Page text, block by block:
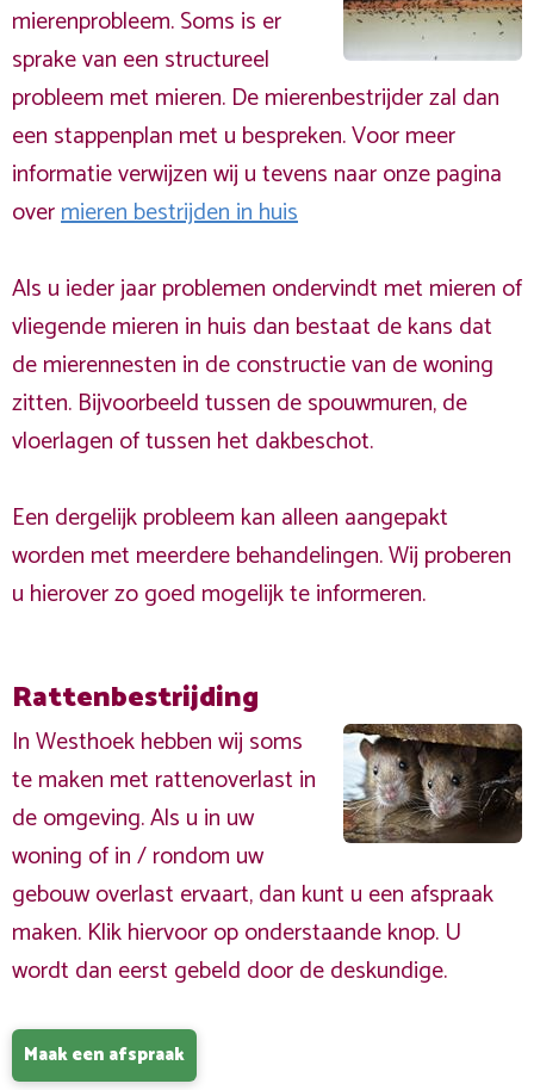
mierenprobleem. Soms is er
sprake van een structureel
probleem met mieren. De mierenbestrijder zal dan
een stappenplan met u bespreken. Voor meer
informatie verwijzen wij u tevens naar onze pagina
overmieren bestrijden in huis
Als u ieder jaar problemen ondervindt met mieren of
vliegende mieren in huis dan bestaat de kans dat
de mierennesten in de constructie van de woning
zitten. Bijvoorbeeld tussen de spouwmuren, de
vloerlagen of tussen het dakbeschot.
Een dergelijk probleem kan alleen aangepakt
worden met meerdere behandelingen. Wij proberen
u hierover zo goed mogelijk te informeren.
Rattenbestrijding
In Westhoek hebben wij soms
te maken met rattenoverlast in
de omgeving. Als u in uw
woning of in / rondom uw
gebouw overlast ervaart, dan kunt u een afspraak
maken. Klik hiervoor op onderstaande knop. U
wordt dan eerst gebeld door de deskundige.
Maak een afspraak